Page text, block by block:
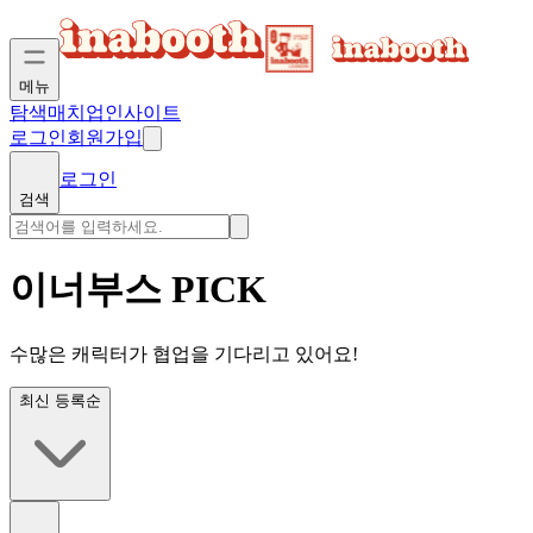
메뉴
탐색매치업인사이트
로그인회원가입
검색
로그인
이너부스 PICK
수많은 캐릭터가 협업을 기다리고 있어요!
최신 등록순